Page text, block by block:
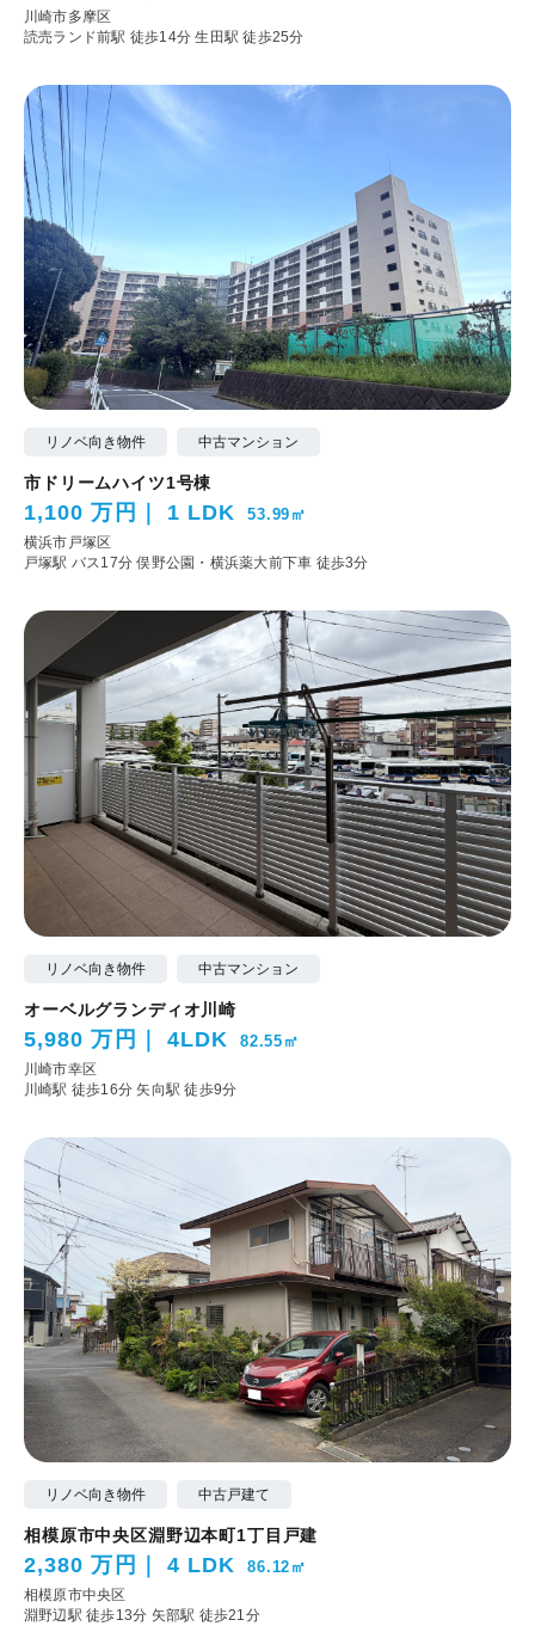
川崎市多摩区
読売ランド前駅 徒歩14分生田駅 徒歩25分
リノベ向き物件 中古マンション
市ドリームハイツ1号棟
1,100 万円 1 LDK 53.99㎡
横浜市戸塚区
戸塚駅 バス17分 俣野公園・横浜薬大前下車 徒歩3分
リノベ向き物件 中古マンション
オーベルグランディオ川崎
5,980 万円 4LDK 82.55㎡
川崎市幸区
川崎駅 徒歩16分 矢向駅 徒歩9分
リノベ向き物件 中古戸建て
相模原市中央区淵野辺本町1丁目戸建
2,380 万円 4 LDK 86.12㎡
相模原市中央区
淵野辺駅 徒歩13分 矢部駅 徒歩21分